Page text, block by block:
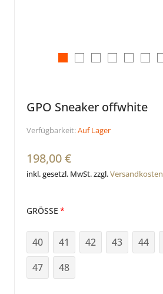
GPO Sneaker offwhite
Verfügbarkeit:Auf Lager
198,00 €
inkl. gesetzl. MwSt. zzgl.Versandkosten
GRÖSSE
40 41 42 43 44
47
48